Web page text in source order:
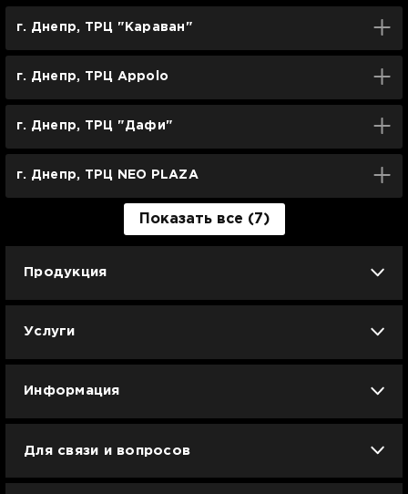
г. Днепр, ТРЦ "Караван"
г. Днепр, ТРЦ Appolo
г. Днепр, ТРЦ "Дафи"
г. Днепр, ТРЦ NEO PLAZA
Показать все (7)
Продукция
Apple б/у
Смартфоны Смарт-часы
Услуги
Информация
Для связи и вопросов